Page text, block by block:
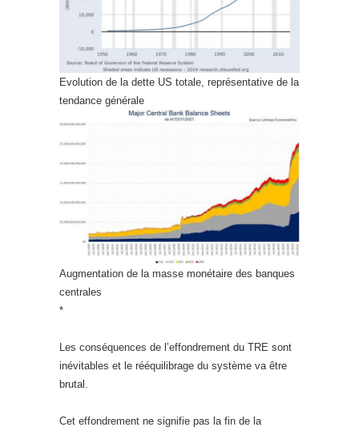
Evolution de la dette US totale, représentative de la
tendance générale
Augmentation de la masse monétaire des banques
centrales
*
Les conséquences de l’effondrement du TRE sont
inévitables et le rééquilibrage du système va être
brutal.
Cet effondrement ne signifie pas la fin de la